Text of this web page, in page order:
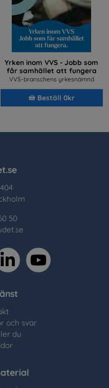
Yrken inom VVS - Jobb som
får samhället att fungera
VVS-branschens yrkesnämnd
Beställ 0kr
50
linkedin youtube
och svar
du